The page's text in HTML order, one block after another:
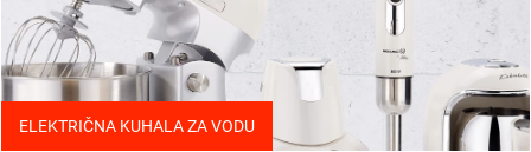
ELEKTRIČNA KUHALA ZA VODU